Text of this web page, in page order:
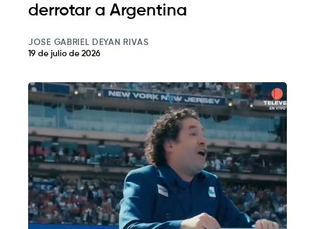
derrotar a Argentina
JOSE GABRIEL DEYAN RIVAS
19 de julio de 2026